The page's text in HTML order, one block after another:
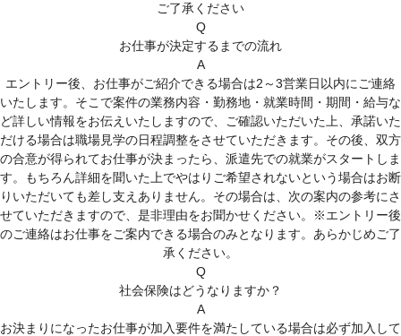
各種相談窓口
(キャリア、メンタル、お仕事中、ハラスメントの悩み)
紹介予定派遣について
人材派遣について
人材派遣のしくみ
ご了承ください
Q
お仕事が決定するまでの流れ
A
エントリー後、お仕事がご紹介できる場合は2～3営業日以内にご連絡
いたします。そこで案件の業務内容・勤務地・就業時間・期間・給与な
ど詳しい情報をお伝えいたしますので、ご確認いただいた上、承諾いた
だける場合は職場見学の日程調整をさせていただきます。その後、双方
の合意が得られてお仕事が決まったら、派遣先での就業がスタートしま
す。もちろん詳細を聞いた上でやはりご希望されないという場合はお断
りいただいても差し支えありません。その場合は、次の案内の参考にさ
せていただきますので、是非理由をお聞かせください。※エントリー後
のご連絡はお仕事をご案内できる場合のみとなります。あらかじめご了
承ください。
Q
社会保険はどうなりますか？
A
お決まりになったお仕事が加入要件を満たしている場合は必ず加入して